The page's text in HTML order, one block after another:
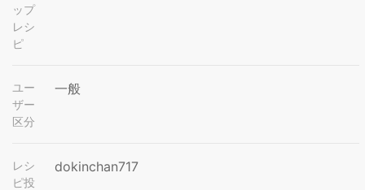
ップ
レシ
ピ
ユー
ザー
区分
一般
レシ
ピ投
dokinchan717